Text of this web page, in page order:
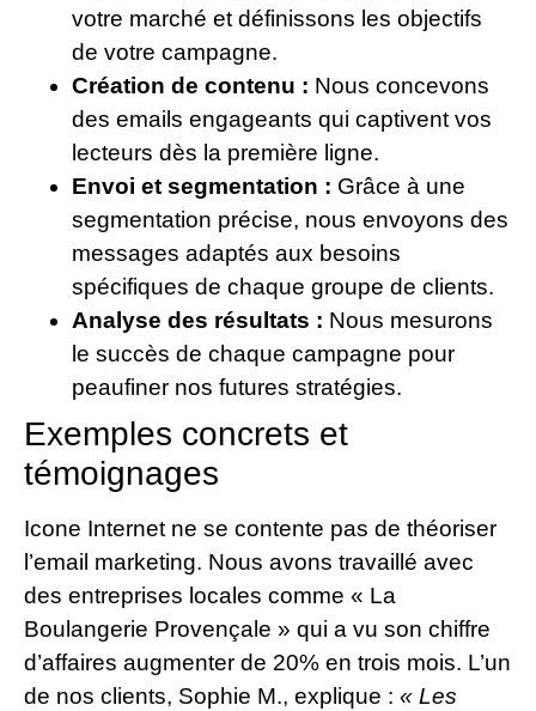
votre marché et définissons les objectifs
de votre campagne.
Création de contenu : Nous concevons
des emails engageants qui captivent vos
lecteurs dès la première ligne.
Envoi et segmentation : Grâce à une
segmentation précise, nous envoyons des
messages adaptés aux besoins
spécifiques de chaque groupe de clients.
Analyse des résultats : Nous mesurons
le succès de chaque campagne pour
peaufiner nos futures stratégies.
Exemples concrets et
témoignages
Icone Internet ne se contente pas de théoriser
l’email marketing. Nous avons travaillé avec
des entreprises locales comme « La
Boulangerie Provençale » qui a vu son chiffre
d’affaires augmenter de 20% en trois mois. L’un
de nos clients, Sophie M., explique : « Les